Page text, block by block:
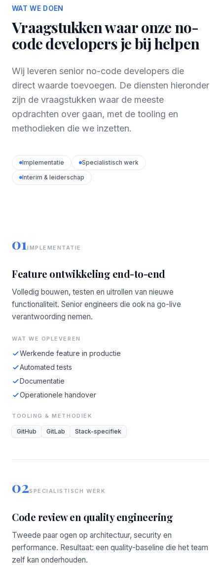
WAT WE DOEN
Vraagstukken waar onze no-
code developers je bij helpen
Wij leveren senior no-code developers die
direct waarde toevoegen. De diensten hieronder
zijn de vraagstukken waar de meeste
opdrachten over gaan, met de tooling en
methodieken die we inzetten.
Implementatie
Specialistisch werk
Interim & leiderschap
01IMPLEMENTATIE
Feature ontwikkeling end-to-end
Volledig bouwen, testen en uitrollen van nieuwe
functionaliteit. Senior engineers die ook na go-live
verantwoording nemen.
WAT WE OPLEVEREN
Werkende feature in productie
Automated tests
Documentatie
Operationele handover
TOOLING & METHODIEK
GitHub GitLab Stack-specifiek
02SPECIALISTISCH WERK
Code review en quality engineering
Tweede paar ogen op architectuur, security en
performance. Resultaat: een quality-baseline die het team
zelf kan onderhouden.